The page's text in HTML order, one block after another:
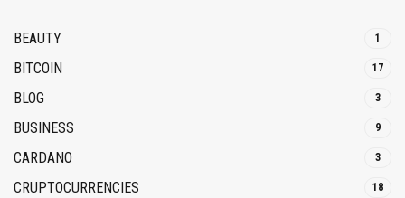
BEAUTY 1
BITCOIN 17
BLOG 3
BUSINESS 9
CARDANO 3
CRUPTOCURRENCIES 18